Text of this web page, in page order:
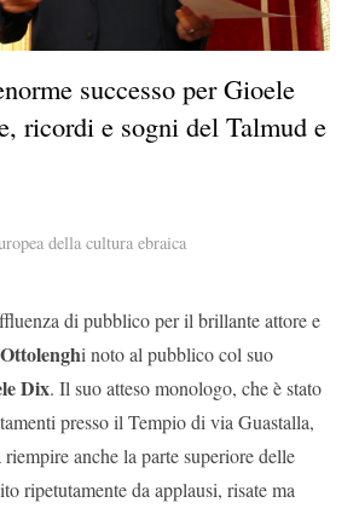
successo per Gioele
ricordi e sogni del Talmud e
della cultura ebraica
di pubblico per il brillante attore e
i noto al pubblico col suo
Dix. Il suo atteso monologo, che è stato
presso il Tempio di via Guastalla,
anche la parte superiore delle
ripetutamente da applausi, risate ma